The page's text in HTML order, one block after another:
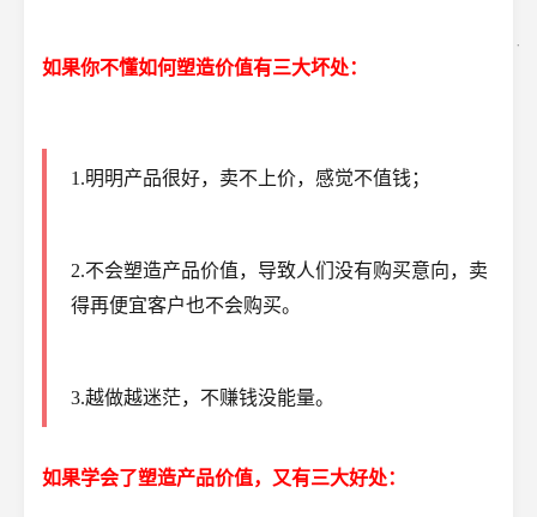
如果你不懂如何塑造价值有三大坏处：
1.明明产品很好，卖不上价，感觉不值钱；
2.不会塑造产品价值，导致人们没有购买意向，卖
得再便宜客户也不会购买。
3.越做越迷茫，不赚钱没能量。
如果学会了塑造产品价值，又有三大好处：